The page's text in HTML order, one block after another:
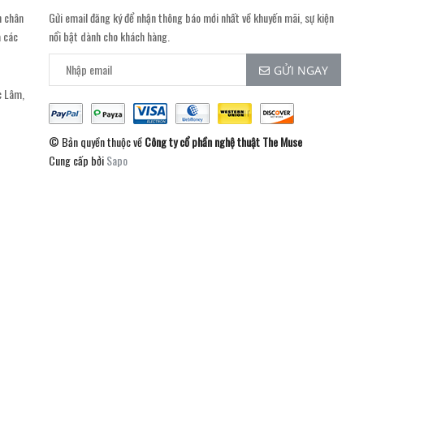
chân
các
Gửi email đăng ký để nhận thông báo mới nhất về khuyến mãi, sự kiện
nổi bật dành cho khách hàng.
GỬI NGAY
© Bản quyền thuộc vềCông ty cổ phần nghệ thuật The Muse
Cung cấp bởiSapo